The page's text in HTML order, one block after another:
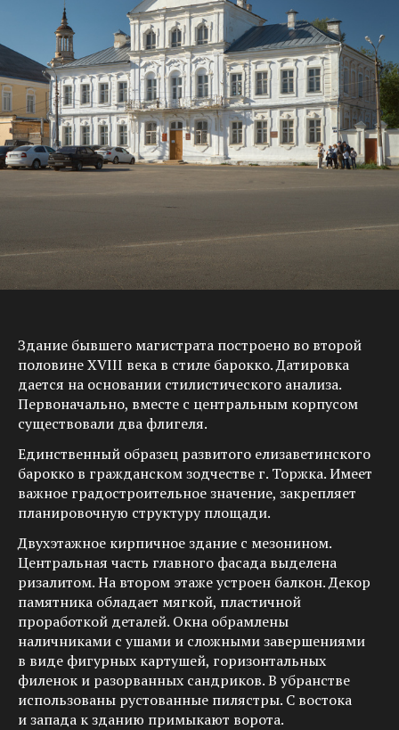
Здание бывшего магистрата построено во второй
половине XVIII века в стиле барокко. Датировка
дается на основании стилистического анализа.
Первоначально, вместе с центральным корпусом
существовали два флигеля.
Единственный образец развитого елизаветинского
барокко в гражданском зодчестве г. Торжка. Имеет
важное градостроительное значение, закрепляет
планировочную структуру площади.
Двухэтажное кирпичное здание с мезонином.
Центральная часть главного фасада выделена
ризалитом. На втором этаже устроен балкон. Декор
памятника обладает мягкой, пластичной
проработкой деталей. Окна обрамлены
наличниками с ушами и сложными завершениями
в виде фигурных картушей, горизонтальных
филенок и разорванных сандриков. В убранстве
использованы рустованные пилястры. С востока
и запада к зданию примыкают ворота.